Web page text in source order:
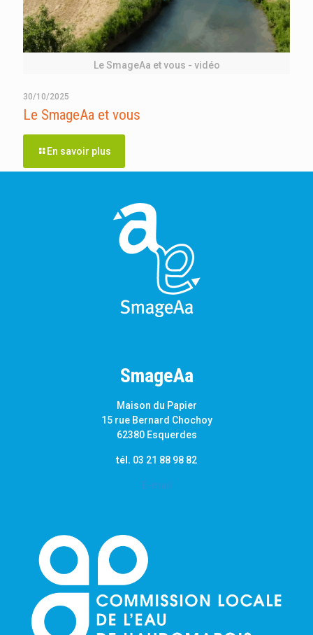
Le SmageAa et vous - vidéo
30/10/2025
Le SmageAa et vous
En savoir plus
SmageAa
Maison du Papier
15 rue Bernard Chochoy
62380 Esquerdes
tél. 03 21 88 98 82
E-mail